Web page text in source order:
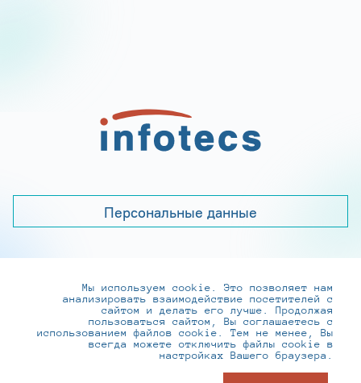
Персональные данные
+7 (495) 737-6192, 8-800-250-0-260
practice@infotecs.ru,hr@infotecs.ru
127273, г. Москва, Отрадная ул., 2Б строение 1
Мы используем cookie. Это позволяет нам
анализировать взаимодействие посетителей с
сайтом и делать его лучше. Продолжая
пользоваться сайтом, Вы соглашаетесь с
использованием файлов cookie. Тем не менее, Вы
всегда можете отключить файлы cookie в
настройках Вашего браузера.